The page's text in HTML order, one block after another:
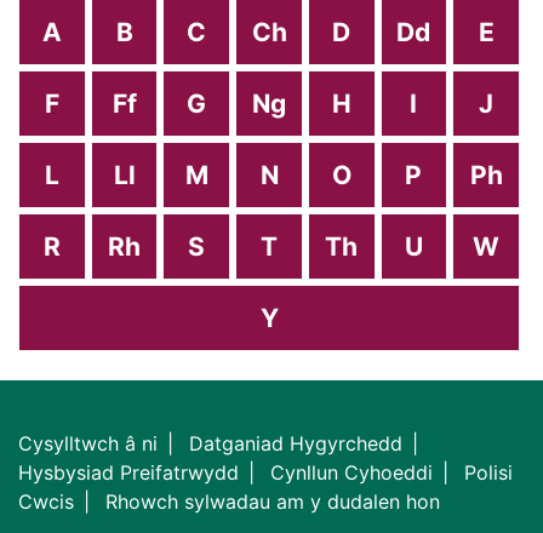
A B C Ch D Dd E
F Ff G Ng H I J
L Ll M N O P Ph
R Rh S T Th U W
Y
Cysylltwch â ni
Datganiad Hygyrchedd
Hysbysiad Preifatrwydd
Cynllun Cyhoeddi
Polisi
Cwcis
Rhowch sylwadau am y dudalen hon